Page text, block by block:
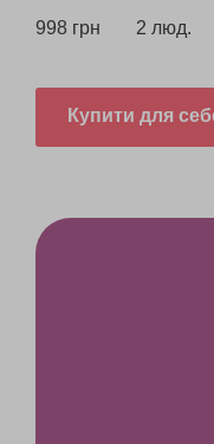
998 грн 2 люд.
Купити для